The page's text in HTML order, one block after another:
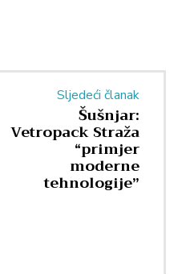
Sljedeći članak
Šušnjar:
Vetropack Straža
“primjer
moderne
tehnologije”